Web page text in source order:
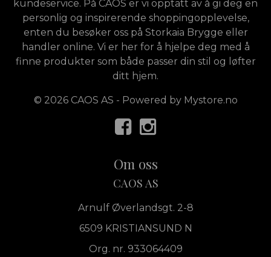
kundeservice. På CAOS er vi opptatt av å gi deg en
personlig og inspirerende shoppingopplevelse,
enten du besøker oss på Storkaia Brygge eller
handler online. Vi er her for å hjelpe deg med å
finne produkter som både passer din stil og løfter
ditt hjem.
© 2026 CAOS AS - Powered by Mystore.no
Om oss
CAOS AS
Arnulf Øverlandsgt. 2-8
6509 KRISTIANSUND N
Org. nr. 933064409